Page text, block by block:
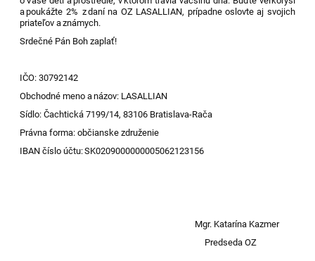
a poukážte 2% z daní na OZ LASALLIAN, prípadne oslovte aj svojich
priateľov a známych.
Srdečné Pán Boh zaplať!
IČO: 30792142
Obchodné meno a názov: LASALLIAN
Sídlo: Čachtická 7199/14, 83106 Bratislava-Rača
Právna forma: občianske združenie
IBAN číslo účtu: SK0209000000005062123156
Mgr. Katarína Kazmer
Predseda OZ